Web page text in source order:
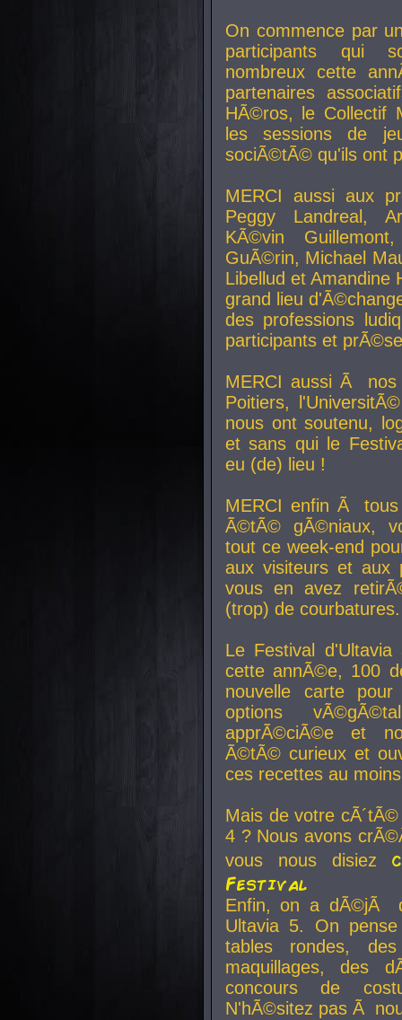
On commence par
participants qui
nombreux cette
partenaires
HÃ©ros, le Collectif
les sessions de
sociÃ©tÃ© qu'ils ont
MERCI aussi aux
Peggy Landreal,
KÃ©vin
GuÃ©rin, Michael
Libellud et Amandine
grand lieu
des professions
participants et
MERCI aussi Ã nos
Poitiers,
nous ont soutenu,
et sans qui le
eu (de) lieu !
MERCI enfin Ã
Ã©tÃ© gÃ©niaux,
tout ce week-end
aux visiteurs et aux
vous en avez
(trop) de courbatures.
Le Festival
cette annÃ©e, 100
nouvelle carte
options
apprÃ©ciÃ©e et
Ã©tÃ© curieux et
ces recettes au
Mais de votre
4 ? Nous avons
vous nous disiez
Festival
Enfin, on a dÃ©jÃ
Ultavia 5. On
tables rondes,
maquillages, des
concours de
N'hÃ©sitez pas Ã